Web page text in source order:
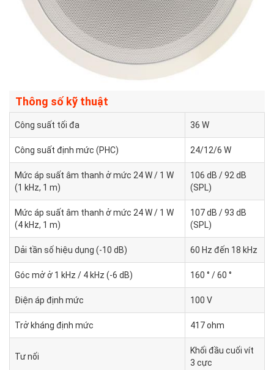
Thông số kỹ thuật
Công suất tối đa 36 W
Công suất định mức (PHC) 24/12/6 W
Mức áp suất âm thanh ở mức 24 W / 1 W
(1 kHz, 1 m)
106 dB / 92 dB
(SPL)
Mức áp suất âm thanh ở mức 24 W / 1 W
(4 kHz, 1 m)
107 dB / 93 dB
(SPL)
Dải tần số hiệu dụng (-10 dB) 60 Hz đến 18 kHz
Góc mở ở 1 kHz / 4 kHz (-6 dB) 160 ° / 60 °
Điện áp định mức 100 V
Trở kháng định mức 417 ohm
Tư nối
Khối đầu cuối vít
3 cực